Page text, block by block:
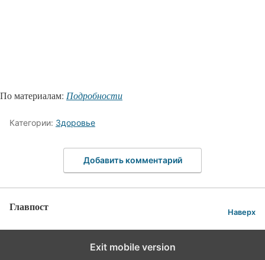
По материалам: Подробности
Категории: Здоровье
Добавить комментарий
Главпост Наверх
Exit mobile version